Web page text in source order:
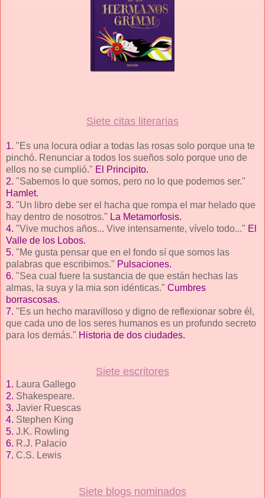
Siete citas literarias
1. "Es una locura odiar a todas las rosas solo porque una te
pinchó. Renunciar a todos los sueños solo porque uno de
ellos no se cumplió." El Principito.
2. "Sabemos lo que somos, pero no lo que podemos ser."
Hamlet.
3. "Un libro debe ser el hacha que rompa el mar helado que
hay dentro de nosotros." La Metamorfosis.
4. "Vive muchos años... Vive intensamente, vívelo todo..." El
Valle de los Lobos.
5. "Me gusta pensar que en el fondo sí que somos las
palabras que escribimos." Pulsaciones.
6. "Sea cual fuere la sustancia de que están hechas las
almas, la suya y la mia son idénticas." Cumbres
borrascosas.
7. "Es un hecho maravilloso y digno de reflexionar sobre él,
que cada uno de los seres humanos es un profundo secreto
para los demás." Historia de dos ciudades.
Siete escritores
1. Laura Gallego
2. Shakespeare.
3. Javier Ruescas
4. Stephen King
5. J.K. Rowling
6. R.J. Palacio
7. C.S. Lewis
Siete blogs nominados